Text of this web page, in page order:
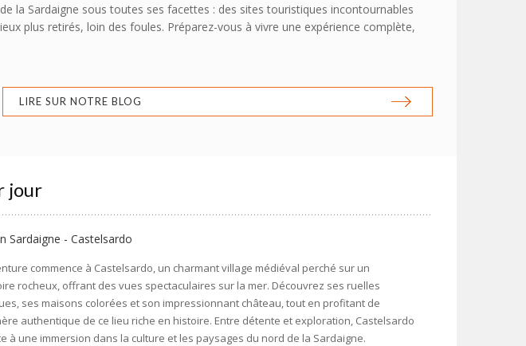
la Sardaigne sous toutes ses facettes : des sites touristiques incontournables
plus retirés, loin des foules. Préparez-vous à vivre une expérience complète,
LIRE SUR NOTRE BLOG
jour
Sardaigne - Castelsardo
commence à Castelsardo, un charmant village médiéval perché sur un
rocheux, offrant des vues spectaculaires sur la mer. Découvrez ses ruelles
ses maisons colorées et son impressionnant château, tout en profitant de
authentique de ce lieu riche en histoire. Entre détente et exploration, Castelsardo
à une immersion dans la culture et les paysages du nord de la Sardaigne.